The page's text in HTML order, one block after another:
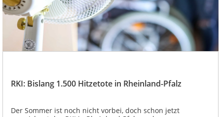
RKI: Bislang 1.500 Hitzetote in Rheinland-Pfalz
Der Sommer ist noch nicht vorbei, doch schon jetzt